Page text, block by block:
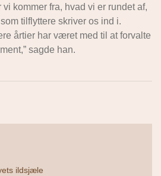
kommer fra, hvad vi er rundet af,
tilflyttere skriver os ind i.
årtier har været med til at forvalte
sagde han.
ildsjæle